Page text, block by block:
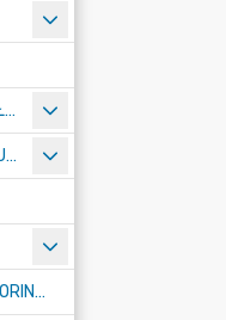
MŁODZIEŻOWA RADA GMINY W PUŁTUSKU
GMINNA RADA SENIORÓW W PUŁTUSKU
WYKAZ MIEJSC OBJĘTYCH MONITORINGIEM